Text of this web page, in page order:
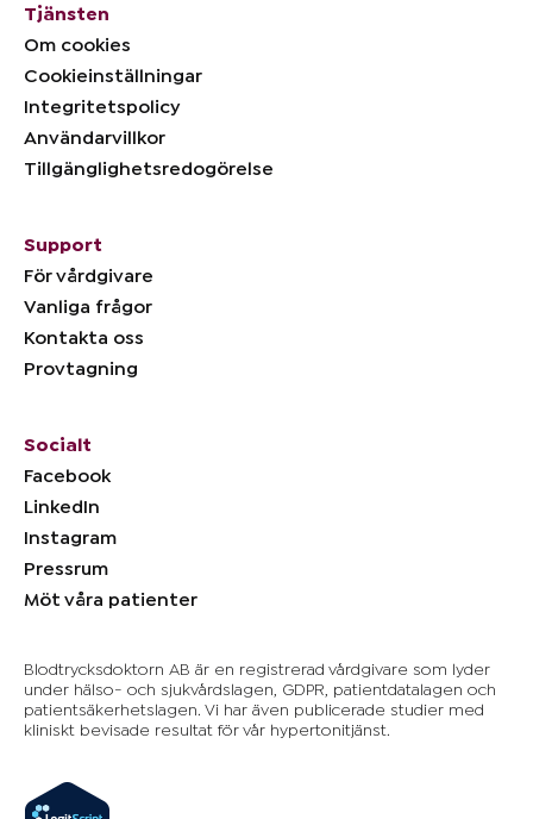
Tjänsten
Om cookies
Cookieinställningar
Integritetspolicy
Användarvillkor
Tillgänglighetsredogörelse
Support
För vårdgivare
Vanliga frågor
Kontakta oss
Provtagning
Socialt
Facebook
LinkedIn
Instagram
Pressrum
Möt våra patienter
Blodtrycksdoktorn AB är en registrerad vårdgivare som lyder
under hälso- och sjukvårdslagen, GDPR, patientdatalagen och
patientsäkerhetslagen. Vi har även publicerade studier med
kliniskt bevisade resultat för vår hypertonitjänst.